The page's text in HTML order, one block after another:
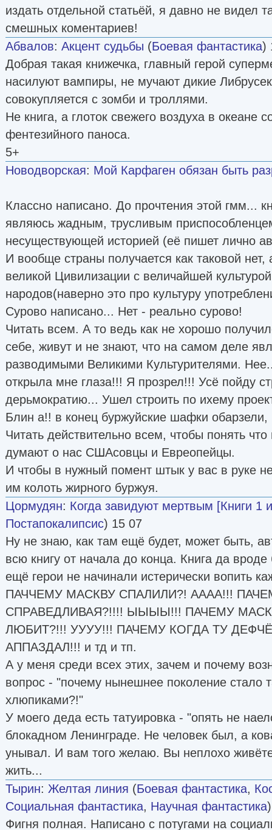
издать отдельной статьёй, я давно не видел
смешных коментариев!
Абвалов: Акцент судьбы (Боевая фантастика)
Добрая такая книжечка, главный герой
насилуют вампиры, не мучают дикие
совокупляется с зомби и троллями.
Не книга, а глоток свежего воздуха в океане
фентезийного паноса.
5+
Новодворская: Мой Карфаген обязан быть
Классно написано. До прочтения этой гмм...
являюсь жадным, трусливым
несуществующей историей (её пишет лично
И вообще страны получается как таковой
великой Цивилизации с величайшей
народов(наверно это про культуру
Сурово написано... Нет - реально сурово!
Читать всем. А то ведь как не хорошо
себе, живут и не знают, что на самом деле
разводимыми Великими Культурителями.
открыла мне глаза!!! Я прозрел!!! Усё пойду
дерьмократию... Ушел строить по ихему
Блин а!! в конец буржуйские шафки
Читать действительно всем, чтобы понять что
думают о нас СШАсовцы и Евреопейцы.
И чтобы в нужный помент штык у вас в руке не
им колоть жирного буржуя.
Цормудян: Когда завидуют мертвым [Книги 1
Постапокалипсис) 15 07
Ну не знаю, как там ещё будет, может быть,
всю книгу от начала до конца. Книга да
ещё герои не начинали истерически вопить
ПАЧЧЕМУ МАСКВУ СПАЛИЛИ?! АААА!!!
СПРАВЕДЛИВАЯ?!!!! ЫЫЫЫ!!! ПАЧЕМУ
ЛЮБИТ?!!! УУУУ!!! ПАЧЕМУ КОГДА ТУ
АППАЗДАЛ!!! и тд и тп.
А у меня среди всех этих, зачем и почему
вопрос - "почему нынешнее поколение стало
хлюпиками?!"
У моего деда есть татуировка - "опять не
блокадном Ленинграде. Не человек был, а
унывал. И вам того желаю. Вы неплохо
жить...
Тырин: Желтая линия (Боевая фантастика,
Социальная фантастика, Научная фантастика
Фигня полная. Написано с потугами на